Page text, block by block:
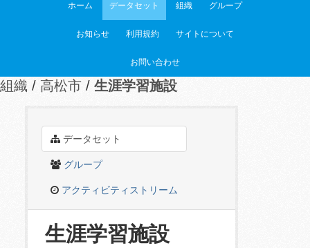
ホーム データセット 組織 グループ
お知らせ 利用規約 サイトについて
お問い合わせ
組織 高松市 生涯学習施設
データセット
グループ
アクティビティストリーム
生涯学習施設